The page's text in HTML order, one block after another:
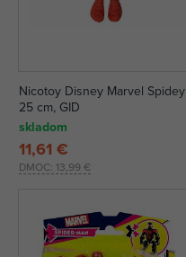
Nicotoy Disney Marvel Spidey
25 cm, GID
skladom
DMOC: 13,99 €
11,61 €